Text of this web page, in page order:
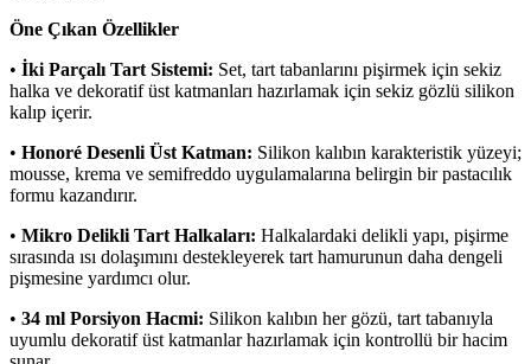
Öne Çıkan Özellikler
• İki Parçalı Tart Sistemi: Set, tart tabanlarını pişirmek için sekiz
halka ve dekoratif üst katmanları hazırlamak için sekiz gözlü silikon
kalıp içerir.
• Honoré Desenli Üst Katman: Silikon kalıbın karakteristik yüzeyi;
mousse, krema ve semifreddo uygulamalarına belirgin bir pastacılık
formu kazandırır.
• Mikro Delikli Tart Halkaları: Halkalardaki delikli yapı, pişirme
sırasında ısı dolaşımını destekleyerek tart hamurunun daha dengeli
pişmesine yardımcı olur.
• 34 ml Porsiyon Hacmi: Silikon kalıbın her gözü, tart tabanıyla
uyumlu dekoratif üst katmanlar hazırlamak için kontrollü bir hacim